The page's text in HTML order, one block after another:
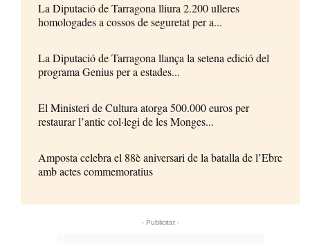
La Diputació de Tarragona lliura 2.200 ulleres
homologades a cossos de seguretat per a...
La Diputació de Tarragona llança la setena edició del
programa Genius per a estades...
El Ministeri de Cultura atorga 500.000 euros per
restaurar l’antic col·legi de les Monges...
Amposta celebra el 88è aniversari de la batalla de l’Ebre
amb actes commemoratius
- Publicitat -